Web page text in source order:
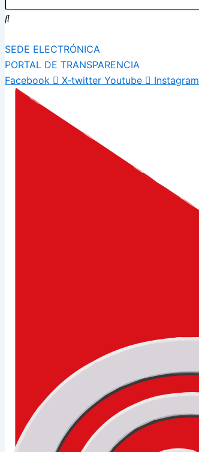
SEDE ELECTRÓNICA
PORTAL DE TRANSPARENCIA
Facebook
X-twitter Youtube Instagram